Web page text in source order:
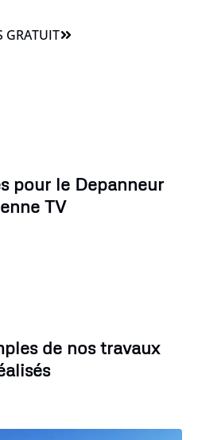
GRATUIT
pour le Depanneur
TV
de nos travaux